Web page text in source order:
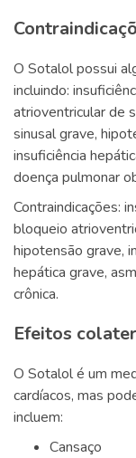
O Sotalol possui
incluindo:
atrioventricular de
sinusal grave,
insuficiência
doença pulmonar
Contraindicações:
bloqueio
hipotensão grave,
hepática grave,
crônica.
Efeitos
O Sotalol é um
cardíacos, mas
incluem:
Cansaço